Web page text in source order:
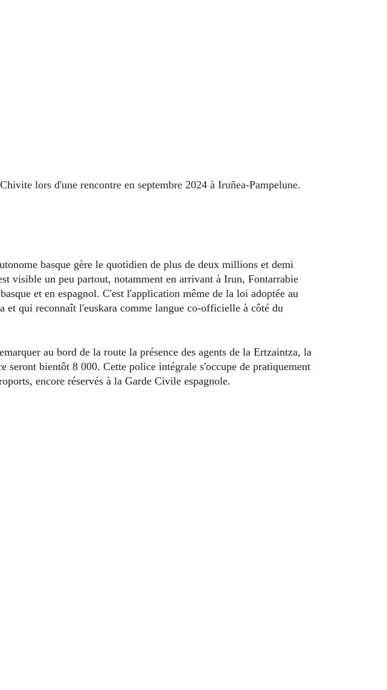
visible un peu partout, notamment en arrivant à Irun, Fontarrabie
et en espagnol. C'est l'application même de la loi adoptée au
et qui reconnaît l'euskara comme langue co-officielle à côté du
seront bientôt 8 000. Cette police intégrale s'occupe de pratiquement
encore réservés à la Garde Civile espagnole.